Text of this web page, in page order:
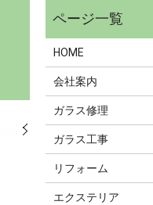
HOME
会社案内
ガラス修理
ガラス工事
リフォーム
エクステリア